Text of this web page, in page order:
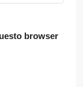
browser